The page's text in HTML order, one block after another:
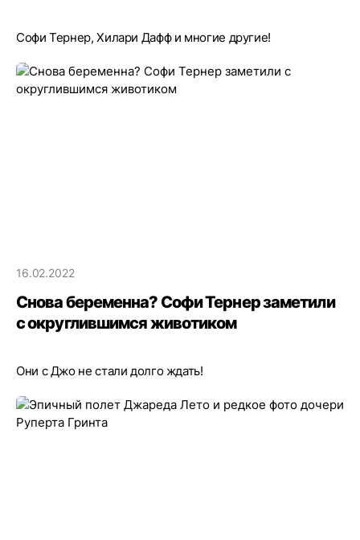
Софи Тернер, Хилари Дафф и многие другие!
16.02.2022
Снова беременна? Софи Тернер заметили
с округлившимся животиком
Они с Джо не стали долго ждать!